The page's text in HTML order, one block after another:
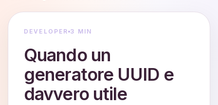
DEVELOPER 3 MIN
Quando un
generatore UUID e
davvero utile